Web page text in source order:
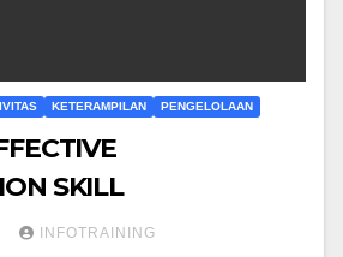
KETERAMPILAN PENGELOLAAN
SKILL
INFOTRAINING